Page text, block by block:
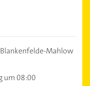
Mahlow
um 08:00